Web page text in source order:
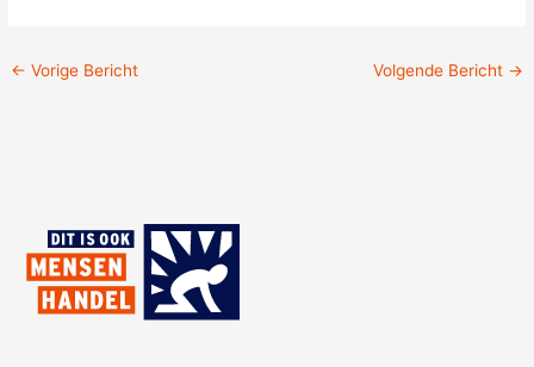
← Vorige Bericht Volgende Bericht →